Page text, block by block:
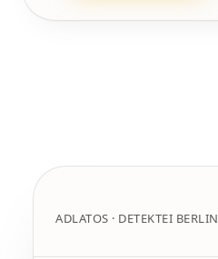
ADLATOS · DETEKTEI BERLIN